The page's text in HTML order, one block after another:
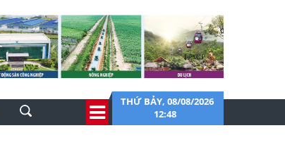
THỨ BẢY, 08/08/2026
12:48